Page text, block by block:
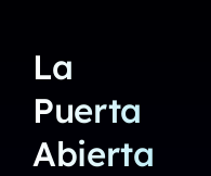
La
Puerta
Abierta